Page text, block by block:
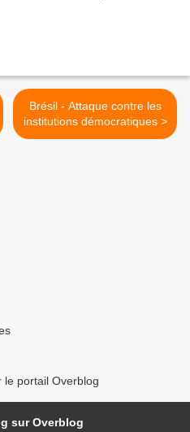
Brésil - Attaque contre les
institutions démocratiques >
le portail Overblog
sur Overblog